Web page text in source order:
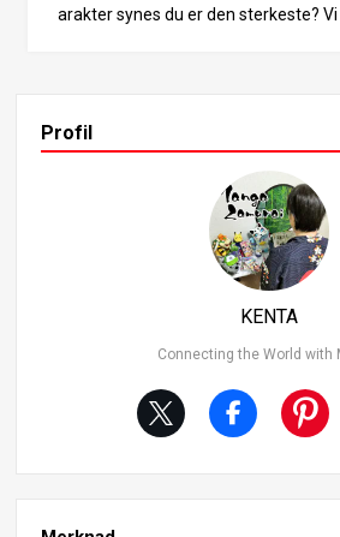
arakter synes du er den sterkeste? Vi
ferdig, vil du garantert føle deg enda
Betjent Bukawa - overmennesket
erdighet Betjent Bukawa er en
aftfull kampsport-evne som kanskje
ed tanke på utseendet hans. Han
matisk liv på ungdomsskolen, men
nt og viet seg til å kjempe for
tter å studere og finpusse
litimann. Bukawa utmerker seg ikke
n også i å bevare roen og den
mest ekstreme situasjoner. Enten
Profil
KENTA
Connecting the World with